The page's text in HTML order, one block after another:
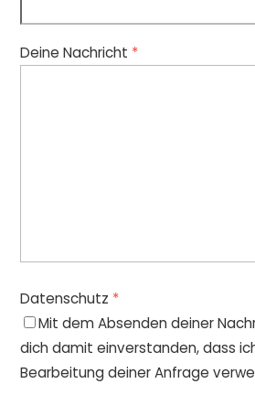
Deine Nachricht *
Datenschutz *
Mit dem Absenden deiner
dich damit einverstanden, dass
Bearbeitung deiner Anfrage